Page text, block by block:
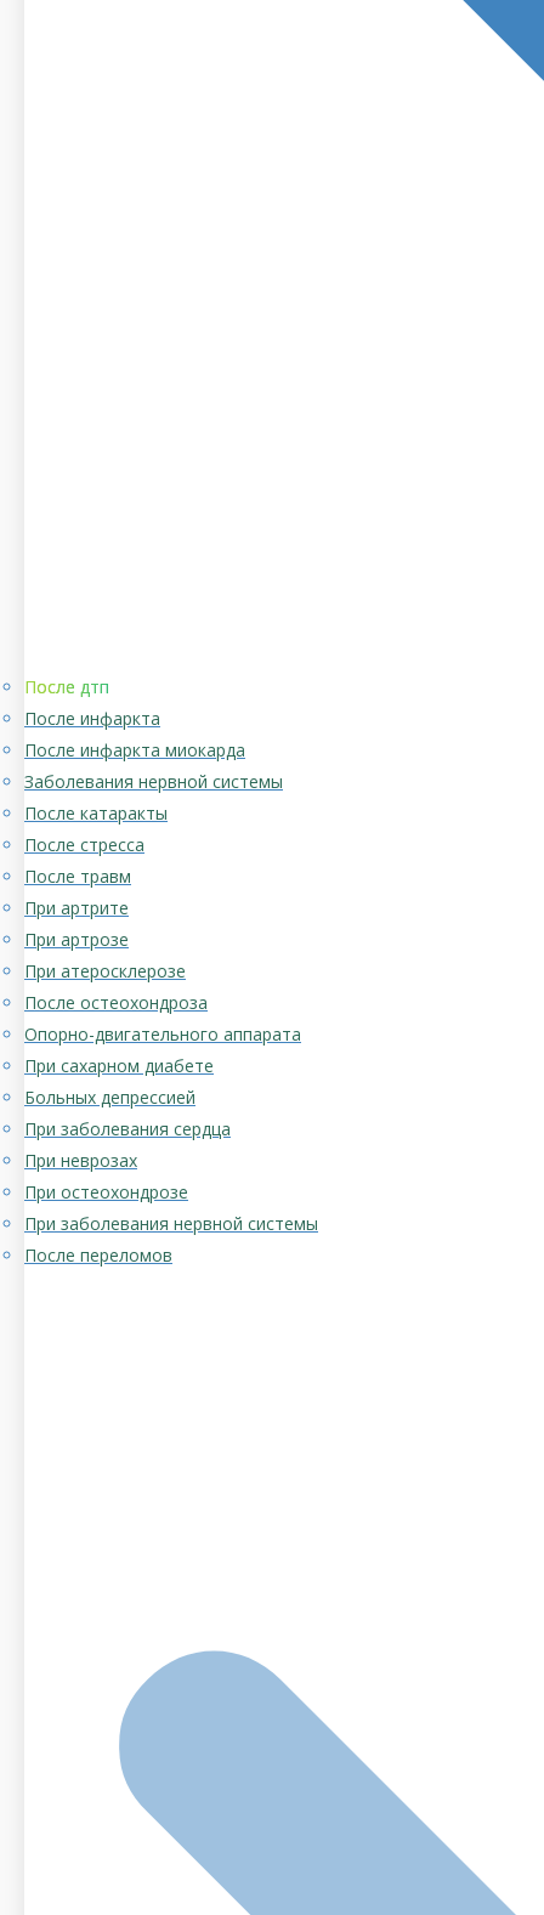
После дтп
После инфаркта
После инфаркта миокарда
Заболевания нервной системы
После катаракты
После стресса
После травм
При артрите
При артрозе
При атеросклерозе
После остеохондроза
Опорно-двигательного аппарата
При сахарном диабете
Больных депрессией
При заболевания сердца
При неврозах
При остеохондрозе
При заболевания нервной системы
После переломов